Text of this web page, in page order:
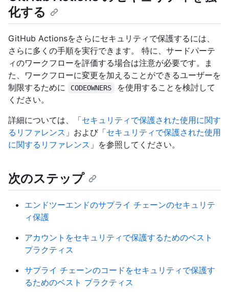
化する
GitHub Actionsをさらにセキュリティで保護するには、
さらに多くの手順を実行できます。 特に、サードパーテ
ィのワークフローを評価する場合は注意が必要です。ま
た、ワークフローに変更を加えることができるユーザーを
制限するために
CODEOWNERS
を使用することを検討して
ください。
詳細については、「セキュリティで保護された使用に関す
るリファレンス 」および「セキュリティで保護された使用
に関するリファレンス 」を参照してください。
次のステップ
エンドツーエンドのサプライ チェーンのセキュリテ
ィ保護
アカウントをセキュリティで保護するためのベスト
プラクティス
サプライ チェーンのコードをセキュリティで保護す
るためのベスト プラクティス